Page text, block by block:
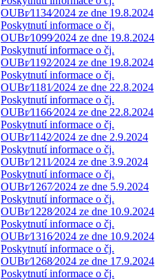
OUBr⁄1134⁄2024 ze dne 19.8.2024
Poskytnutí informace o čj.
OUBr⁄1099⁄2024 ze dne 19.8.2024
Poskytnutí informace o čj.
OUBr⁄1192⁄2024 ze dne 19.8.2024
Poskytnutí informace o čj.
OUBr⁄1181⁄2024 ze dne 22.8.2024
Poskytnutí informace o čj.
OUBr⁄1166⁄2024 ze dne 22.8.2024
Poskytnutí informace o čj.
OUBr⁄1142⁄2024 ze dne 2.9.2024
Poskytnutí informace o čj.
OUBr⁄1211⁄2024 ze dne 3.9.2024
Poskytnutí informace o čj.
OUBr⁄1267⁄2024 ze dne 5.9.2024
Poskytnutí informace o čj.
OUBr⁄1228⁄2024 ze dne 10.9.2024
Poskytnutí informace o čj.
OUBr⁄1316⁄2024 ze dne 10.9.2024
Poskytnutí informace o čj.
OUBr⁄1268⁄2024 ze dne 17.9.2024
Poskytnutí informace o čj.